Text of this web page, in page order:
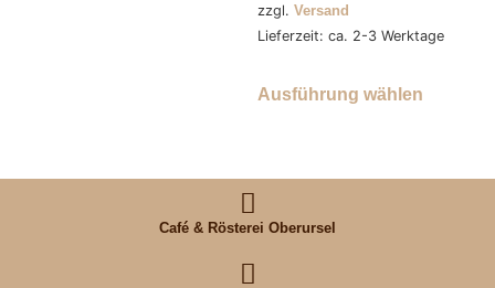
zzgl. Versand
Lieferzeit: ca. 2-3 Werktage
Ausführung wählen
Café & Rösterei Oberursel